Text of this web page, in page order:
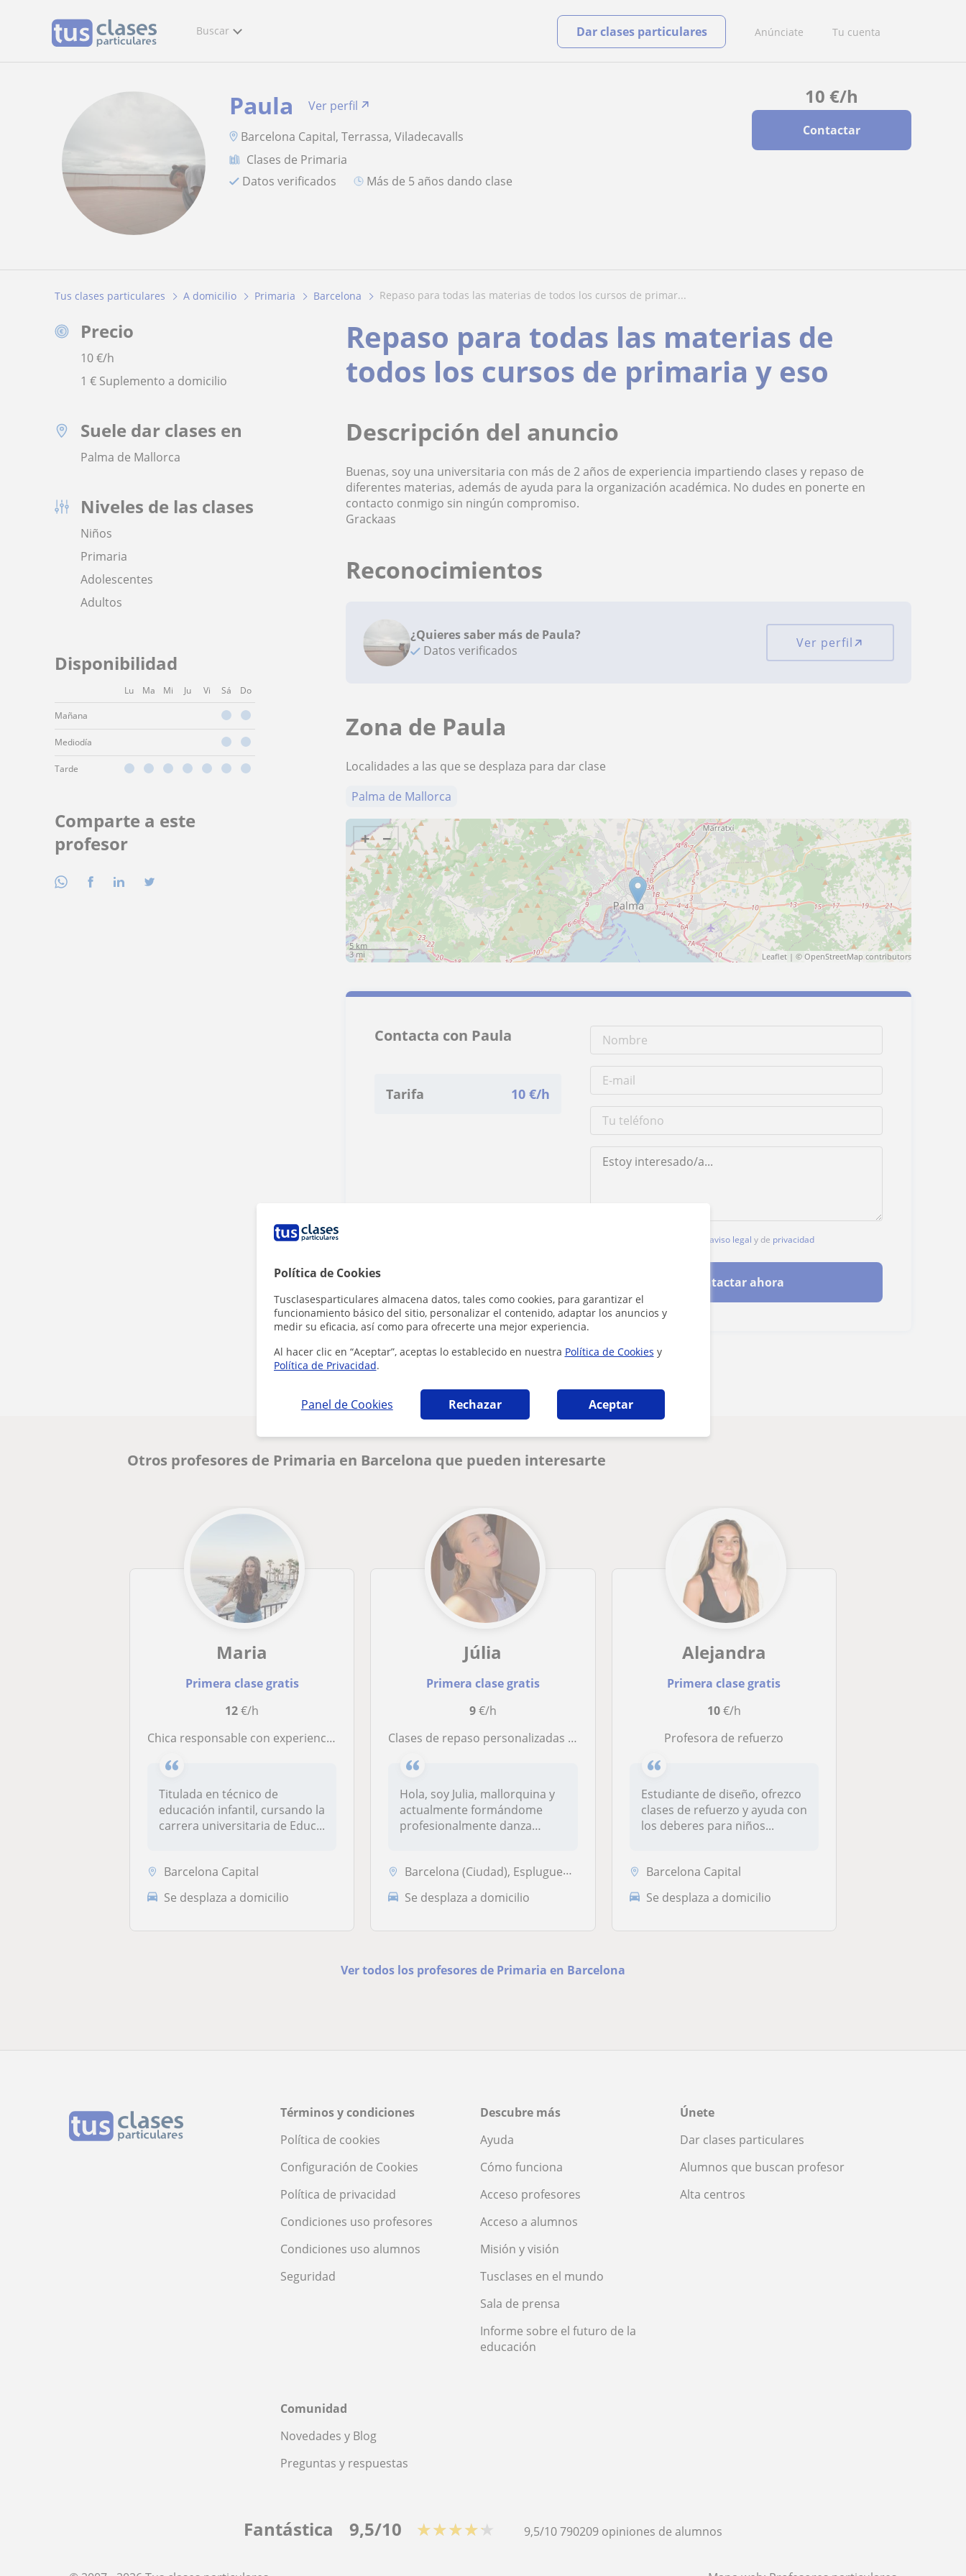
Política de Cookies
Tusclasesparticulares almacena datos, tales como cookies, para garantizar el
funcionamiento básico del sitio, personalizar el contenido, adaptar los anuncios y
medir su eficacia, así como para ofrecerte una mejor experiencia.
Al hacer clic en “Aceptar”, aceptas lo establecido en nuestra Política de Cookies y
Política de Privacidad.
Panel de Cookies Rechazar Aceptar
Buscar Anúnciate Tu cuenta
Dar clases particulares
10 €/h
Contactar
Paula
Ver perfil
Barcelona Capital, Terrassa, Viladecavalls
Clases de Primaria
Datos verificados
más de 5 años dando clase
Tus clases particulares A domicilio Primaria Barcelona repaso para todas las materias de todos los cursos de primar...
Precio
10€/h
1 € Suplemento a domicilio
Suele dar clases en
Palma de Mallorca
Niveles de las clases
Niños
Primaria
Adolescentes
Adultos
Disponibilidad
Lu Ma Mi Ju Vi Sá Do
Mañana
Mediodía
Tarde
Comparte a este
profesor
Repaso para todas las materias de
todos los cursos de primaria y eso
Descripción del anuncio
Buenas, soy una universitaria con más de 2 años de experiencia impartiendo clases y repaso de
diferentes materias, además de ayuda para la organización académica. No dudes en ponerte en
contacto conmigo sin ningún compromiso.
Grackaas
Reconocimientos
¿Quieres saber más de Paula?
Datos verificados
Ver perfil
Zona de Paula
Localidades a las que se desplaza para dar clase
Palma de Mallorca
+ −
5 km
3 mi
Leaflet| © OpenStreetMap contributors
Contacta con Paula
Tarifa 10 €/h
aviso legal y de privacidad
Contactar ahora
¿Hay algún error en este perfil?Cuéntanos
Otros profesores de Primaria en Barcelona que pueden interesarte
Maria
Primera clase gratis
12€/h
Chica responsable con experiencia repaso y apoyo primaria
Titulada en técnico de
educación infantil, cursando la
carrera universitaria de Educ...
Barcelona Capital
Se desplaza a domicilio
Júlia
Primera clase gratis
9€/h
Clases de repaso personalizadas y ayuda con deberes y estudio
Hola, soy Julia, mallorquina y
actualmente formándome
profesionalmente danza
Barcelona (Ciudad), Esplugues de Llobregat, Hospitalet de Llobregat, S...
Se desplaza a domicilio
Alejandra
Primera clase gratis
10€/h
Profesora de refuerzo
Estudiante de diseño, ofrezco
clases de refuerzo y ayuda con
los deberes para niños...
Barcelona Capital
Se desplaza a domicilio
Ver todos los profesores de Primaria en Barcelona
Términos y condiciones
Política de cookies
Configuración de Cookies
Política de privacidad
Condiciones uso profesores
Condiciones uso alumnos
Seguridad
Descubre más
Ayuda
Cómo funciona
Acceso profesores
Acceso a alumnos
Misión y visión
Tusclases en el mundo
Sala de prensa
Informe sobre el futuro de la
educación
Únete
Dar clases particulares
Alumnos que buscan profesor
Alta centros
Comunidad
Novedades y Blog
Preguntas y respuestas
Fantástica 9,5/10 ★★★★★ 9,5/10790209 opiniones de alumnos